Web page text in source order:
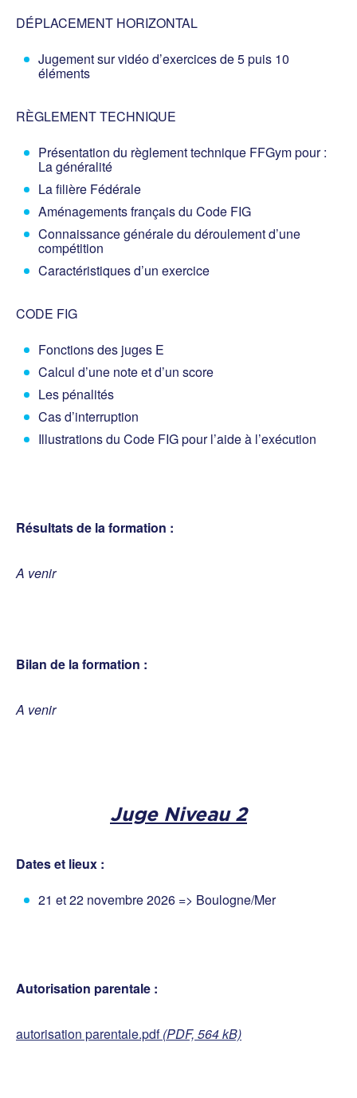
DÉPLACEMENT HORIZONTAL
Jugement sur vidéo d’exercices de 5 puis 10
éléments
RÈGLEMENT TECHNIQUE
Présentation du règlement technique FFGym pour :
La généralité
La filière Fédérale
Aménagements français du Code FIG
Connaissance générale du déroulement d’une
compétition
Caractéristiques d’un exercice
CODE FIG
Fonctions des juges E
Calcul d’une note et d’un score
Les pénalités
Cas d’interruption
Illustrations du Code FIG pour l’aide à l’exécution
Résultats de la formation :
A venir
Bilan de la formation :
A venir
Juge Niveau 2
Dates et lieux :
21 et 22 novembre 2026 => Boulogne/Mer
Autorisation parentale :
autorisation parentale.pdf(PDF, 564 kB)